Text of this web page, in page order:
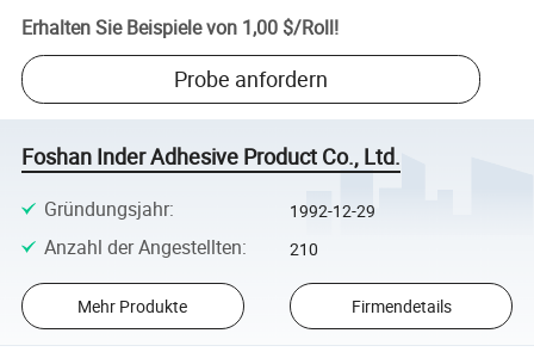
Erhalten Sie Beispiele von 1,00 $/Roll!
Probe anfordern
Foshan Inder Adhesive Product Co., Ltd.
Gründungsjahr: 1992-12-29
Anzahl der Angestellten: 210
Mehr Produkte Firmendetails